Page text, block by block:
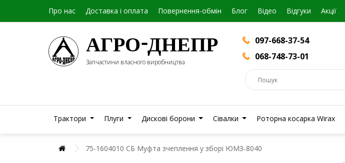
Про нас Доставка і оплата Повернення-обмін Блог Вiдео Відгуки Акції
АГРО-ДНЕПР
Запчастини власного виробництва
097-668-37-54
068-748-73-01
Трактори Плуги Дискові борони Сівалки Роторна косарка Wirax
75-1604010 СБ Муфта зчеплення у зборі ЮМЗ-8040